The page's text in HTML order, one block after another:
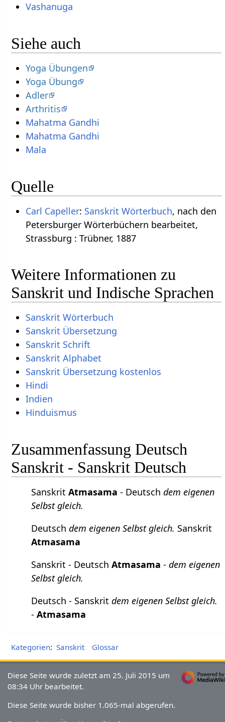
Vashanuga
Siehe auch
Yoga Übungen
Yoga Übung
Adler
Arthritis
Mahatma Gandhi
Mahatma Gandhi
Mala
Quelle
Carl Capeller: Sanskrit Wörterbuch, nach den
Petersburger Wörterbüchern bearbeitet,
Strassburg : Trübner, 1887
Weitere Informationen zu
Sanskrit und Indische Sprachen
Sanskrit Wörterbuch
Sanskrit Übersetzung
Sanskrit Schrift
Sanskrit Alphabet
Sanskrit Übersetzung kostenlos
Hindi
Indien
Hinduismus
Zusammenfassung Deutsch
Sanskrit - Sanskrit Deutsch
SanskritAtmasama - Deutschdem eigenen
Selbst gleich.
Deutschdem eigenen Selbst gleich. Sanskrit
Atmasama
Sanskrit - DeutschAtmasama -dem eigenen
Selbst gleich.
Deutsch - Sanskritdem eigenen Selbst gleich.
-Atmasama
Kategorien: Sanskrit Glossar
Diese Seite wurde zuletzt am 25. Juli 2015 um
08:34 Uhr bearbeitet.
Diese Seite wurde bisher 1.065-mal abgerufen.